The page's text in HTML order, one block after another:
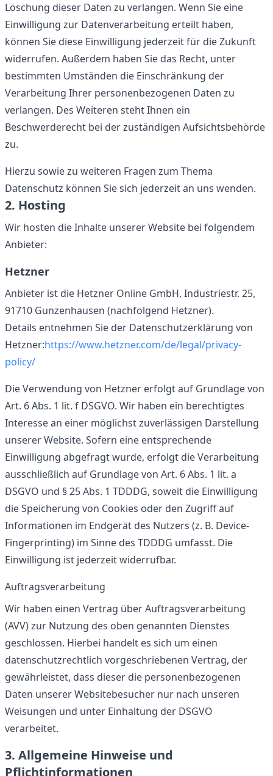
Löschung dieser Daten zu verlangen. Wenn Sie eine
Einwilligung zur Datenverarbeitung erteilt haben,
können Sie diese Einwilligung jederzeit für die Zukunft
widerrufen. Außerdem haben Sie das Recht, unter
bestimmten Umständen die Einschränkung der
Verarbeitung Ihrer personenbezogenen Daten zu
verlangen. Des Weiteren steht Ihnen ein
Beschwerderecht bei der zuständigen Aufsichtsbehörde
zu.
Hierzu sowie zu weiteren Fragen zum Thema
Datenschutz können Sie sich jederzeit an uns wenden.
2. Hosting
Wir hosten die Inhalte unserer Website bei folgendem
Anbieter:
Hetzner
Anbieter ist die Hetzner Online GmbH, Industriestr. 25,
91710 Gunzenhausen (nachfolgend Hetzner).
Details entnehmen Sie der Datenschutzerklärung von
Hetzner:https://www.hetzner.com/de/legal/privacy-
policy/
Die Verwendung von Hetzner erfolgt auf Grundlage von
Art. 6 Abs. 1 lit. f DSGVO. Wir haben ein berechtigtes
Interesse an einer möglichst zuverlässigen Darstellung
unserer Website. Sofern eine entsprechende
Einwilligung abgefragt wurde, erfolgt die Verarbeitung
ausschließlich auf Grundlage von Art. 6 Abs. 1 lit. a
DSGVO und § 25 Abs. 1 TDDDG, soweit die Einwilligung
die Speicherung von Cookies oder den Zugriff auf
Informationen im Endgerät des Nutzers (z. B. Device-
Fingerprinting) im Sinne des TDDDG umfasst. Die
Einwilligung ist jederzeit widerrufbar.
Auftragsverarbeitung
Wir haben einen Vertrag über Auftragsverarbeitung
(AVV) zur Nutzung des oben genannten Dienstes
geschlossen. Hierbei handelt es sich um einen
datenschutzrechtlich vorgeschriebenen Vertrag, der
gewährleistet, dass dieser die personenbezogenen
Daten unserer Websitebesucher nur nach unseren
Weisungen und unter Einhaltung der DSGVO
verarbeitet.
3. Allgemeine Hinweise und
Pflichtinformationen